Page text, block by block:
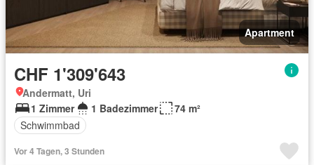
Apartment
CHF 1'309'643
Andermatt, Uri
1 Zimmer
1 Badezimmer
74 m²
Schwimmbad
Vor 4 Tagen, 3 Stunden